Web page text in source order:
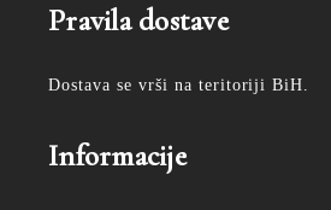
Pravila dostave
Dostava se vrši na teritoriji BiH.
Informacije